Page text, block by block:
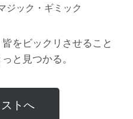
ジック・ギミック
をビックリさせること
と見つかる。
トへ